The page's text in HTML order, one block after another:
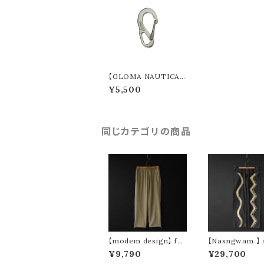
【GLOMA NAUTICA】
Carabiner 1502
¥5,500
同じカテゴリの商品
【modem design】 fun
ctional drawstring p
ants (beige)
¥9,790
【Nasngwam.】
YMOUS
S)
¥29,700